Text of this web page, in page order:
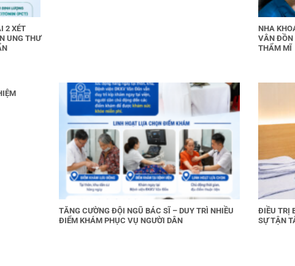
2 XÉT
UNG THƯ
NHA
VÂN ĐỒN
THẨM MĨ
TĂNG CƯỜNG ĐỘI NGŨ BÁC SĨ – DUY TRÌ NHIỀU
ĐIỂM KHÁM PHỤC VỤ NGƯỜI DÂN
ĐIỀU TRỊ
SỰ TẬN